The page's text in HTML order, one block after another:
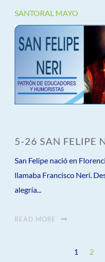
SANTORAL MAYO
5-26 SAN FELIPE
San Felipe nació en
llamaba Francisco Neri.
alegría...
READ MORE
PaginaciónPage
1 Page
2